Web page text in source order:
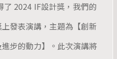
2024 IF設計獎，我們的
發表演講，主題為【創新
步的動力】。此次演講將